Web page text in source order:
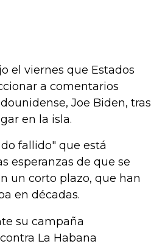
el viernes que Estados
a comentarios
Joe Biden, tras
en la isla.
fallido" que está
esperanzas de que se
un corto plazo, que han
en décadas.
su campaña
La Habana